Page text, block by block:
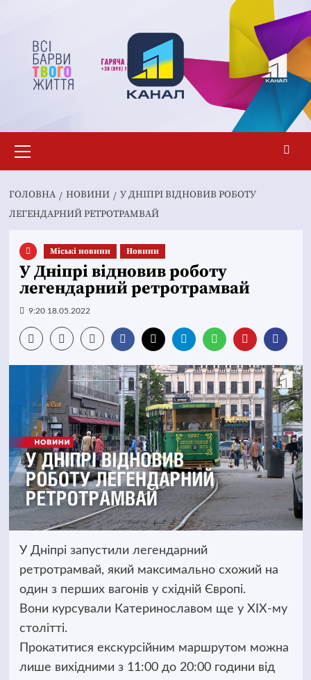
вмісту
меню
ГОЛОВНА НОВИНИ
У ДНІПРІ ВІДНОВИВ РОБОТУ
ЛЕГЕНДАРНИЙ РЕТРОТРАМВАЙ
Mіські новини Новини
У Дніпрі відновив роботу
легендарний ретротрамвай
9:20 18.05.2022
У Дніпрі запустили легендарний
ретротрамвай, який максимально схожий на
один з перших вагонів у східній Європі.
Вони курсували Катеринославом ще у XIX-му
столітті.
Прокатитися екскурсійним маршрутом можна
лише вихідними з 11:00 до 20:00 години від